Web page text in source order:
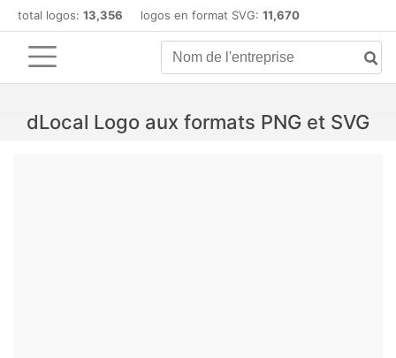
total logos: 13,356 logos en format SVG: 11,670
dLocal Logo aux formats PNG et SVG